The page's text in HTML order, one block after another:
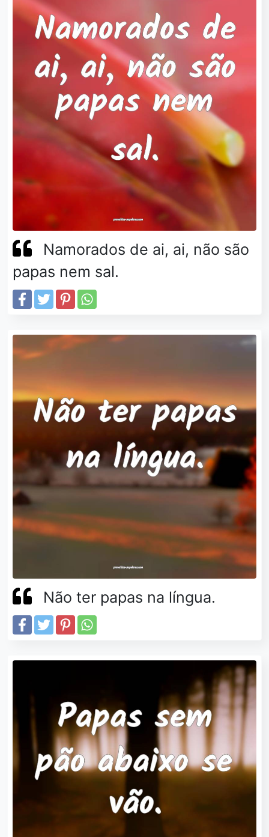
Namorados de ai, ai, não são
papas nem sal.
Não ter papas na língua.